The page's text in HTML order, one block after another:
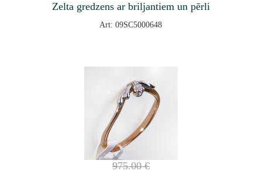
Zelta gredzens ar briljantiem un pērli
Art: 09SC5000648
975.00€